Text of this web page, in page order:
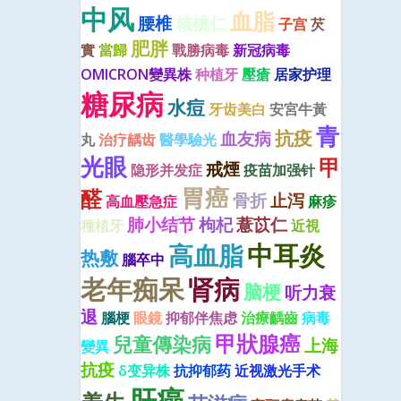
中风腰椎核桃仁血脂子宫芡
實當歸 肥胖戰勝病毒新冠病毒
OMICRON變異株种植牙壓瘡 居家护理
糖尿病水痘牙齿美白 安宮牛黃
丸治疗龋齿醫學驗光血友病抗疫青
光眼 隐形并发症戒煙疫苗加强针 甲
醛高血壓急症 胃癌骨折止泻 麻疹
種植牙肺小结节枸杞薏苡仁近視
热敷 腦卒中 高血脂中耳炎
老年痴呆肾病脑梗听力衰
退 腦梗 眼鏡抑郁伴焦虑治療齲齒病毒
變異兒童傳染病甲狀腺癌上海
抗疫 δ变异株抗抑郁药近视激光手术